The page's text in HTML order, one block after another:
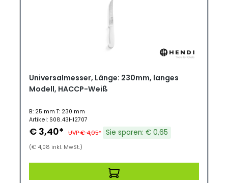
Universalmesser, Länge: 230mm, langes
Modell, HACCP-Weiß
B: 25 mm T: 230 mm
Artikel: S08.43HI2707
€ 3,40* UVP € 4,05* Sie sparen: € 0,65
(€ 4,08 inkl. MwSt.)